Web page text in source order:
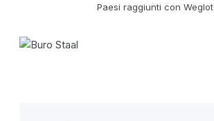
Paesi raggiunti con Weglot